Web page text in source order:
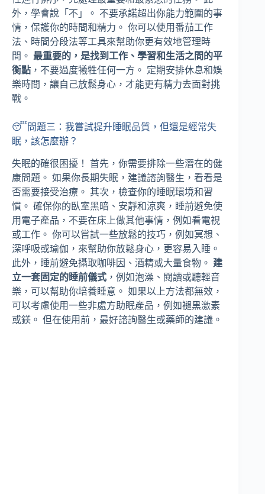
外，學會說「不」。 不要承諾超出你能力範圍的事
情，保護你的時間和精力。 你可以使用番茄工作
法、時間分段法等工具來幫助你更有效地管理時
間。 最重要的，是找到工作、學習和生活之間的平
衡點 ，不要過度犧牲任何一方。 定期安排休息和娛
樂時間，讓自己放鬆身心，才能更有精力去面對挑
戰。
😴問題三：我嘗試提升睡眠品質，但還是經常失
眠，該怎麼辦？
失眠的確很困擾！ 首先，你需要排除一些潛在的健
康問題。 如果你長期失眠，建議諮詢醫生，看看是
否需要接受治療。 其次，檢查你的睡眠環境和習
慣。 確保你的臥室黑暗、安靜和涼爽，睡前避免使
用電子產品，不要在床上做其他事情，例如看電視
或工作。 你可以嘗試一些放鬆的技巧，例如冥想、
深呼吸或瑜伽，來幫助你放鬆身心，更容易入睡。
此外，睡前避免攝取咖啡因、酒精或大量食物。 建
立一套固定的睡前儀式 ，例如泡澡、閱讀或聽輕音
樂，可以幫助你培養睡意。 如果以上方法都無效，
可以考慮使用一些非處方助眠產品，例如褪黑激素
或鎂。 但在使用前，最好諮詢醫生或藥師的建議。